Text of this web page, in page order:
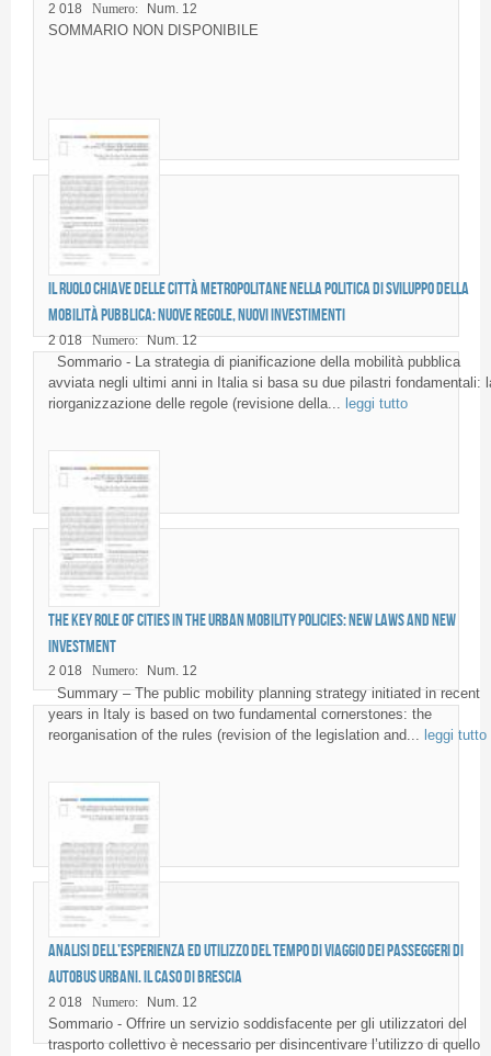
2 018 Numero: Num. 12
SOMMARIO NON DISPONIBILE
Il ruolo chiave delle città metropolitane nella politica di sviluppo della
mobilità pubblica: nuove regole, nuovi investimenti
2 018 Numero: Num. 12
Sommario - La strategia di pianificazione della mobilità pubblica
avviata negli ultimi anni in Italia si basa su due pilastri fondamentali:
riorganizzazione delle regole (revisione della...
leggi tutto
The key role of cities in the urban mobility policies: new laws and new
investment
2 018 Numero: Num. 12
Summary – The public mobility planning strategy initiated in recent
years in Italy is based on two fundamental cornerstones: the
reorganisation of the rules (revision of the legislation and... leggi tutto
Analisi dell’esperienza ed utilizzo del tempo di viaggio dei passeggeri di
autobus urbani. Il caso di Brescia
2 018 Numero: Num. 12
Sommario - Offrire un servizio soddisfacente per gli utilizzatori del
trasporto collettivo è necessario per disincentivare l’utilizzo di quello